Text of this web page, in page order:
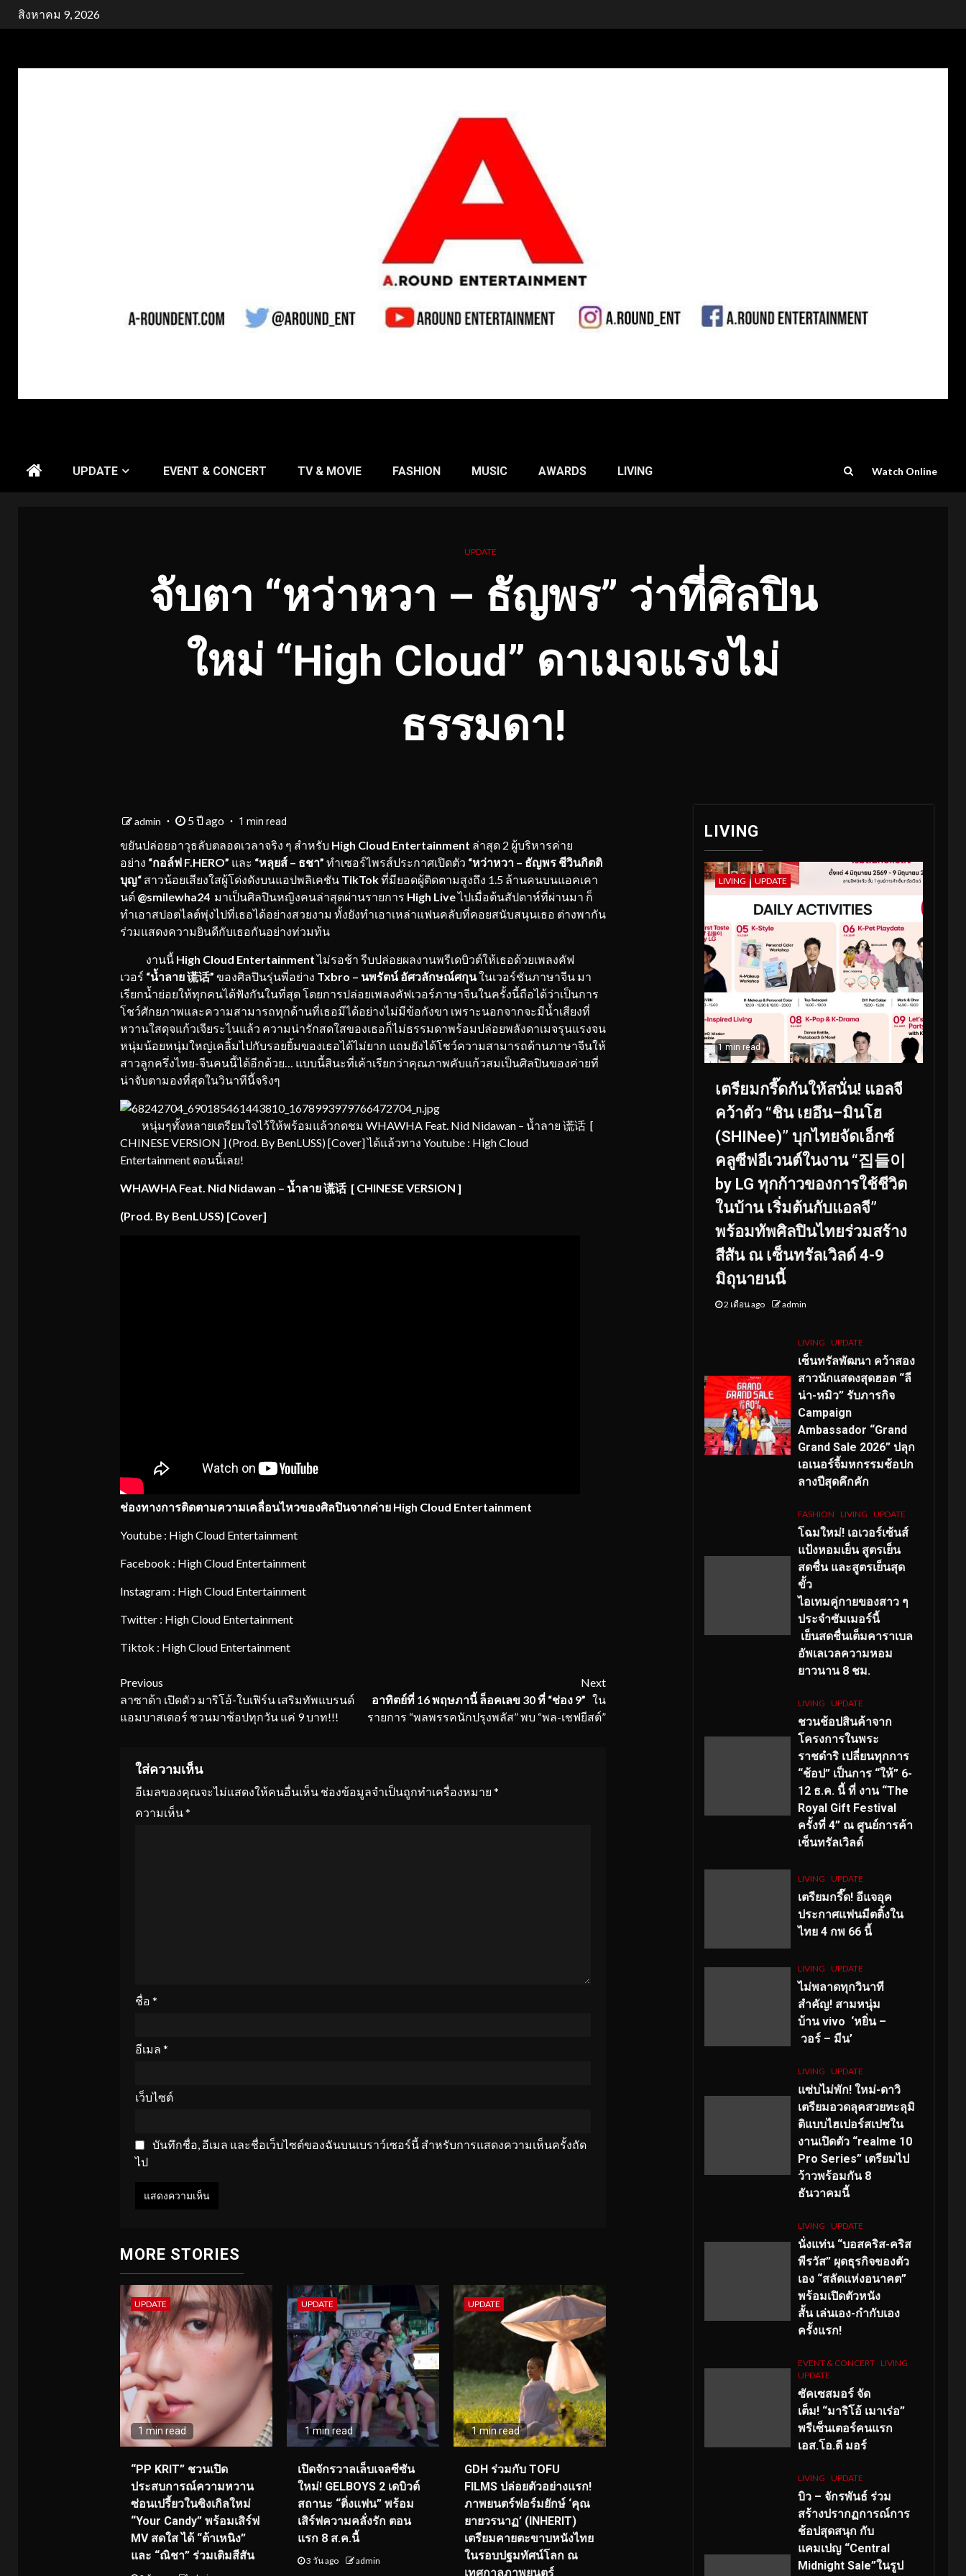
Skipสิงหาคม 9, 2026
UPDATE EVENT & CONCERT TV & MOVIE FASHION MUSIC AWARDS LIVING Watch Online
UPDATE
จับตา “หว่าหวา – ธัญพร” ว่าที่ศิลปิน
ใหม่ “High Cloud” ดาเมจแรงไม่
ธรรมดา!
admin 5 ปี ago 1 min read
ขยันปล่อยอาวุธลับตลอดเวลาจริง ๆ สำหรับ High Cloud Entertainment ล่าสุด 2 ผู้บริหารค่าย
อย่าง “กอล์ฟ F.HERO” และ “หลุยส์ – ธชา” ทำเซอร์ไพรส์ประกาศเปิดตัว “หว่าหวา – ธัญพร ชีวินกิตติ
บุญ“สาวน้อยเสียงใสผู้โด่งดังบนแอปพลิเคชัน TikTokที่มียอดผู้ติดตามสูงถึง 1.5 ล้านคนบนแอคเคา
นต์ @smilewha24 มาเป็นศิลปินหญิงคนล่าสุดผ่านรายการ High Liveไปเมื่อต้นสัปดาห์ที่ผ่านมา ก็
ทำเอาสปอตไลต์พุ่งไปที่เธอได้อย่างสวยงาม ทั้งยังทำเอาเหล่าแฟนคลับที่คอยสนับสนุนเธอ ต่างพากัน
ร่วมแสดงความยินดีกับเธอกันอย่างท่วมท้น
งานนี้ High Cloud Entertainmentไม่รอช้า รีบปล่อยผลงานพรีเดบิวต์ให้เธอด้วยเพลงคัฟ
เวอร์ “น้ำลาย谎话” ของศิลปินรุ่นพี่อย่าง Txbro – นพรัตน์ อัศวลักษณ์ศกุนในเวอร์ชันภาษาจีน มา
เรียกน้ำย่อยให้ทุกคนได้ฟังกันในที่สุด โดยการปล่อยเพลงคัฟเวอร์ภาษาจีนในครั้งนี้ถือได้ว่าเป็นการ
โชว์ศักยภาพและความสามารถทุกด้านที่เธอมีได้อย่างไม่มีข้อกังขา เพราะนอกจากจะมีน้ำเสียงที่
หวานใสดุจแก้วเจียระไนแล้ว ความน่ารักสดใสของเธอก็ไม่ธรรมดาพร้อมปล่อยพลังดาเมจรุนแรงจน
หนุ่มน้อยหนุ่มใหญ่เคลิ้มไปกับรอยยิ้มของเธอได้ไม่ยาก แถมยังได้โชว์ความสามารถด้านภาษาจีนให้
สาวลูกครึ่งไทย-จีนคนนี้ได้อีกด้วย… แบบนี้สินะที่เค้าเรียกว่าคุณภาพคับแก้วสมเป็นศิลปินของค่ายที่
น่าจับตามองที่สุดในวินาทีนี้จริงๆ
หนุ่มๆทั้งหลายเตรียมใจไว้ให้พร้อมแล้วกดชม WHAWHA Feat. Nid Nidawan – น้ำลาย 谎话 [
CHINESE VERSION ] (Prod. By BenLUSS) [Cover] ได้แล้วทาง Youtube : High Cloud
Entertainment ตอนนิ้เลย!
WHAWHA Feat. Nid Nidawan – น้ำลาย谎话[ CHINESE VERSION ]
(Prod. By BenLUSS) [Cover]
ช่องทางการติดตามความเคลื่อนไหวของศิลปินจากค่าย High Cloud Entertainment
Youtube : High Cloud Entertainment
Facebook : High Cloud Entertainment
Instagram : High Cloud Entertainment
Twitter : High Cloud Entertainment
Tiktok : High Cloud Entertainment
Continue
Reading
Previous
ลาซาด้า เปิดตัว มาริโอ้-ใบเฟิร์น เสริมทัพแบรนด์
แอมบาสเดอร์ ชวนมาช้อปทุกวัน แค่ 9 บาท!!!
Next
อาทิตย์ที่ 16 พฤษภานี้ ล็อคเลข 30 ที่ “ช่อง 9” ใน
รายการ “พลพรรคนักปรุงพลัส” พบ “พล-เชฟยีสต์”
ใส่ความเห็น
อีเมลของคุณจะไม่แสดงให้คนอื่นเห็น ช่องข้อมูลจำเป็นถูกทำเครื่องหมาย *
ความเห็น*
ชื่อ *
อีเมล *
เว็บไซต์
บันทึกชื่อ, อีเมล และชื่อเว็บไซต์ของฉันบนเบราว์เซอร์นี้ สำหรับการแสดงความเห็นครั้งถัด
ไป
MORE STORIES
UPDATE
1 min read
“PP KRIT” ชวนเปิด
ประสบการณ์ความหวาน
ซ่อนเปรี้ยวในซิงเกิลใหม่
“Your Candy” พร้อมเสิร์ฟ
MV สดใส ได้ “ต้าเหนิง”
และ “ณิชา” ร่วมเติมสีสัน
UPDATE
1 min read
เปิดจักรวาลเล็บเจลซีซัน
ใหม่! GELBOYS 2 เดบิวต์
สถานะ “ติ่งแฟน” พร้อม
เสิร์ฟความคลั่งรัก ตอน
แรก 8 ส.ค.นี้
3 วัน ago admin
UPDATE
1 min read
GDH ร่วมกับ TOFU
FILMS ปล่อยตัวอย่างแรก!
ภาพยนตร์ฟอร์มยักษ์ ‘คุณ
ยายวรนาฏ’ (INHERIT)
เตรียมคายตะขาบหนังไทย
ในรอบปฐมทัศน์โลก ณ
เทศกาลภาพยนตร์
LIVING
LIVING UPDATE
1 min read
เตรียมกรี๊ดกันให้สนั่น! แอลจี
คว้าตัว “ชิน เยอึน–มินโฮ
(SHINee)” บุกไทยจัดเอ็กซ์
คลูซีฟอีเวนต์ในงาน “집들이
by LG ทุกก้าวของการใช้ชีวิต
ในบ้าน เริ่มต้นกับแอลจี”
พร้อมทัพศิลปินไทยร่วมสร้าง
สีสัน ณ เซ็นทรัลเวิลด์ 4-9
มิถุนายนนี้
2 เดือน ago admin
LIVING UPDATE
เซ็นทรัลพัฒนา คว้าสอง
สาวนักแสดงสุดฮอต “ลี
น่า-หมิว” รับภารกิจ
Campaign
Ambassador “Grand
Grand Sale 2026” ปลุก
เอเนอร์จี้มหกรรมช้อปก
ลางปีสุดคึกคัก
FASHION LIVING UPDATE
โฉมใหม่! เอเวอร์เซ้นส์
แป้งหอมเย็น สูตรเย็น
สดชื่น และสูตรเย็นสุด
ขั้ว
ไอเทมคู่กายของสาว ๆ
ประจำซัมเมอร์นี้
เย็นสดชื่นเต็มคาราเบล
อัพเลเวลความหอม
ยาวนาน 8 ชม.
LIVING UPDATE
ชวนช้อปสินค้าจาก
โครงการในพระ
ราชดำริ เปลี่ยนทุกการ
“ช้อป” เป็นการ “ให้” 6-
12 ธ.ค. นี้ ที่ งาน “The
Royal Gift Festival
ครั้งที่ 4” ณ ศูนย์การค้า
เซ็นทรัลเวิลด์
LIVING UPDATE
เตรียมกรี๊ด! อีแจอุค
ประกาศแฟนมีตติ้งใน
ไทย 4 กพ 66 นี้
LIVING UPDATE
ไม่พลาดทุกวินาที
สำคัญ! สามหนุ่ม
บ้าน vivo ‘หยิ่น –
วอร์ – มีน’
LIVING UPDATE
แซ่บไม่พัก! ใหม่-ดาวิ
เตรียมอวดลุคสวยทะลุมิ
ติแบบไฮเปอร์สเปซใน
งานเปิดตัว “realme 10
Pro Series” เตรียมไป
ว้าวพร้อมกัน 8
ธันวาคมนี้
LIVING UPDATE
นั่งแท่น “บอสคริส-คริส
พีรวัส” ผุดธุรกิจของตัว
เอง “สลัดแห่งอนาคต”
พร้อมเปิดตัวหนัง
สั้น เล่นเอง-กำกับเอง
ครั้งแรก!
EVENT & CONCERT LIVING
UPDATE
ซัคเซสมอร์ จัด
เต็ม! “มาริโอ้ เมาเร่อ”
พรีเซ็นเตอร์คนแรก
เอส.โอ.ดี มอร์
LIVING UPDATE
บิว – จักรพันธ์ ร่วม
สร้างปรากฏการณ์การ
ช้อปสุดสนุก กับ
แคมเปญ “Central
Midnight Sale”ในรูป